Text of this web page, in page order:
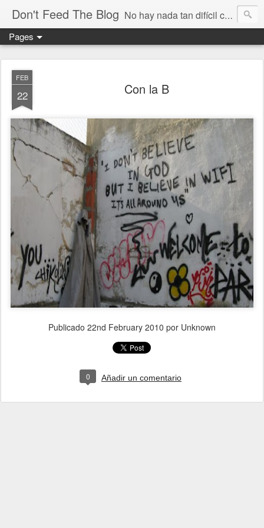
Don't Feed The Blog No hay nada tan difícil como no engañarse
Pages
FEB
22 Con la B
Publicado 22nd February 2010 por Unknown
0 Añadir un comentario